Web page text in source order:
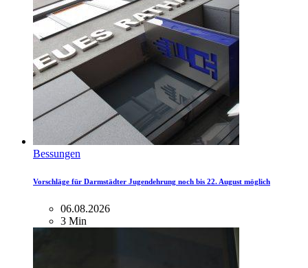
Bessungen
Vorschläge für Darmstädter Jugendehrung noch bis 22. August möglich
06.08.2026
3 Min